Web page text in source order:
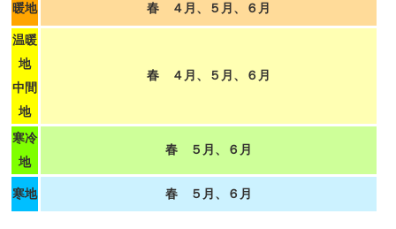
暖地 春 ４月、５月、６月
温暖
地
中間
地
春 ４月、５月、６月
寒冷
地
春 ５月、６月
寒地 春 ５月、６月